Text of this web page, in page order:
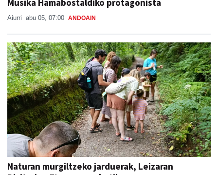
Musika Hamabostaldiko protagonista
Aiurri abu 05, 07:00 ANDOAIN
Naturan murgiltzeko jarduerak, Leizaran